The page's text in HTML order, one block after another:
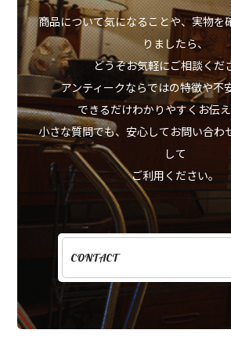
商品について気になることや、実物を
りましたら、
どうぞお気軽にご相談くだ
アンティークならではの特徴や不
できるだけわかりやすくお伝
小さな質問でも、安心してお問い合わ
して
ご利用ください。
CONTACT